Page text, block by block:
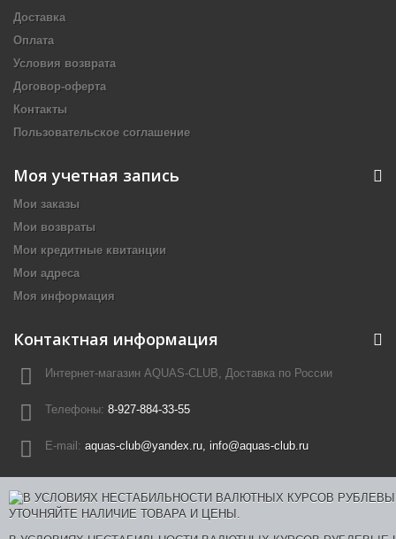
Доставка
Оплата
Условия возврата
Договор-оферта
Контакты
Пользовательское соглашение
Моя учетная запись
Мои заказы
Мои возвраты
Мои кредитные квитанции
Мои адреса
Моя информация
Контактная информация
Интернет-магазин AQUAS-CLUB, Доставка по России
Телефоны: 8-927-884-33-55
E-mail: aquas-club@yandex.ru, info@aquas-club.ru